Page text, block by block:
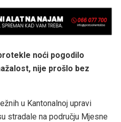
noći pogodilo
nije prošlo bez
u Kantonalnoj upravi
stradale na području Mjesne